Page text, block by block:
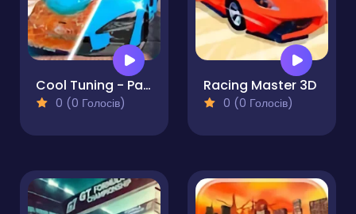
Cool Tuning - Paint the Car
0 (0 Голосів)
Racing Master 3D
0 (0 Голосів)